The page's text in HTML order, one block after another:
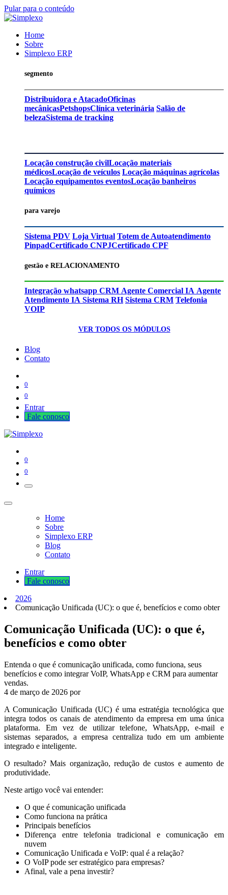
Pular para o conteúdo
Home
Sobre
Simplexo ERP
segmento
Distribuidora e AtacadoOficinas
mecânicasPetshopsClínica veterinária Salão de
belezaSistema de tracking
Locação construção civilLocação materiais
médicosLocação de veículos Locação máquinas agrícolas
Locação equipamentos eventosLocação banheiros
químicos
para varejo
Sistema PDV Loja Virtual Totem de Autoatendimento
PinpadCertificado CNPJCertificado CPF
gestão e RELACIONAMENTO
Integração whatsapp CRM Agente Comercial IA Agente
Atendimento IA Sistema RH Sistema CRM Telefonia
VOIP
VER TODOS OS MÓDULOS
Blog
Contato
0
0
Entrar
Fale cono​​​​​​​​sco
0
0
Home
Sobre
Simplexo ERP
Blog
Contato
Entrar
Fale cono​​​​​​​​sco
2026
Comunicação Unificada (UC): o que é, benefícios e como obter
Comunicação Unificada (UC): o que é,
benefícios e como obter
Entenda o que é comunicação unificada, como funciona, seus
benefícios e como integrar VoIP, WhatsApp e CRM para aumentar
vendas.
4 de março de 2026 por
A Comunicação Unificada (UC) é uma estratégia tecnológica que
integra todos os canais de atendimento da empresa em uma única
plataforma. Em vez de utilizar telefone, WhatsApp, e-mail e
sistemas separados, a empresa centraliza tudo em um ambiente
integrado e inteligente.
O resultado? Mais organização, redução de custos e aumento de
produtividade.
Neste artigo você vai entender:
O que é comunicação unificada
Como funciona na prática
Principais benefícios
Diferença entre telefonia tradicional e comunicação em
nuvem
Comunicação Unificada e VoIP: qual é a relação?
O VoIP pode ser estratégico para empresas?
Afinal, vale a pena investir?